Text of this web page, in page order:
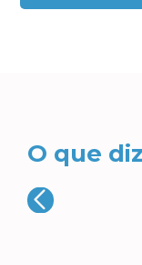
O que